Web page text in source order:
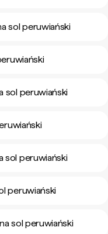
sol peruwiański
sol peruwiański
sol peruwiański
peruwiański
sol peruwiański